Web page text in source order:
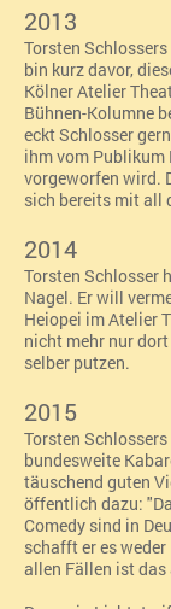
2013
Torsten
bin kurz davor,
Kölner Atelier
Bühnen-Kolumne
eckt Schlosser
ihm vom Publikum
vorgeworfen wird.
sich bereits mit all
2014
Torsten Schlosser
Nagel. Er will
Heiopei im Atelier
nicht mehr nur
selber putzen.
2015
Torsten
bundesweite
täuschend guten
öffentlich dazu:
Comedy sind in
schafft er es
allen Fällen ist das